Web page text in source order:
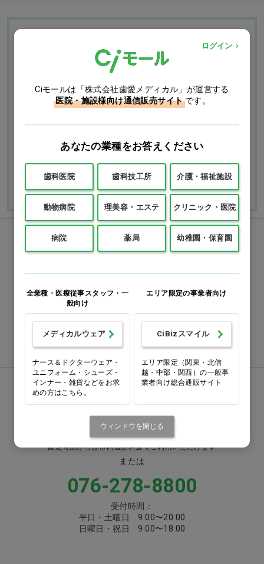
Ciモール ウェブ通販のご利用ガイド・ヘル
プ
お支払いについて 送料について
返品・交換につい
て
修理・保証につい
て
よくあるご質問
ご利用ガイドを詳しく見
る
FAXでのご注文
0120-418-167
番号をよくお確かめのうえ、
お間違いのないようお願いいたします
注文書ダウンロード
お電話でお問い合わせ
0570-058000
固定電話からは市内通話料金でご利用いただけます
または
076-278-8800
受付時間：
平日・土曜日 9:00〜20:00
日曜日・祝日 9:00〜18:00
ログイン
Ciモールは「株式会社歯愛メディカル」が運営する
医院・施設様向け通信販売サイト です。
あなたの業種をお答えください
歯科医院 歯科技工所 介護・福祉施設
動物病院 理美容・エステ クリニック・医院
病院 薬局 幼稚園・保育園
全業種・医療従事スタッフ・一
般向け
メディカルウェア
ナース＆ドクターウェア・
ユニフォーム・シューズ・
インナー・雑貨などをお求
めの方はこちら。
エリア限定の事業者向け
CiBizスマイル
エリア限定（関東・北信
越・中部・関西）の一般事
業者向け総合通販サイト
ウィンドウを閉じる